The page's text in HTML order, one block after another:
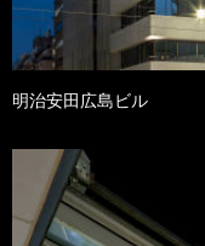
明治安田広島ビル